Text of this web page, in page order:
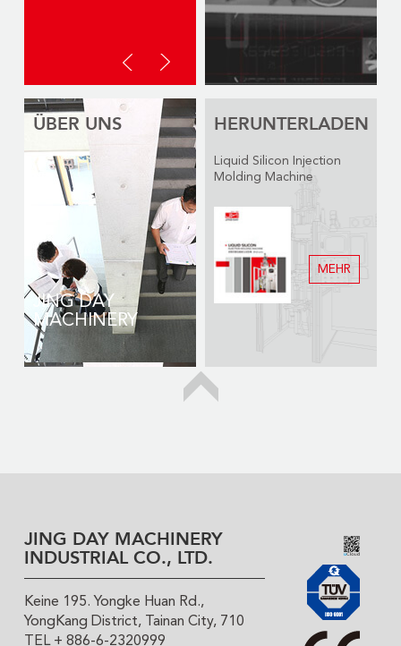
ÜBER UNS
JING DAY
MACHINERY
HERUNTERLADEN
Liquid Silicon Injection
Molding Machine
MEHR
JING DAY MACHINERY
INDUSTRIAL CO., LTD.
Keine 195. Yongke Huan Rd.,
YongKang District, Tainan City, 710
TEL + 886-6-2320999